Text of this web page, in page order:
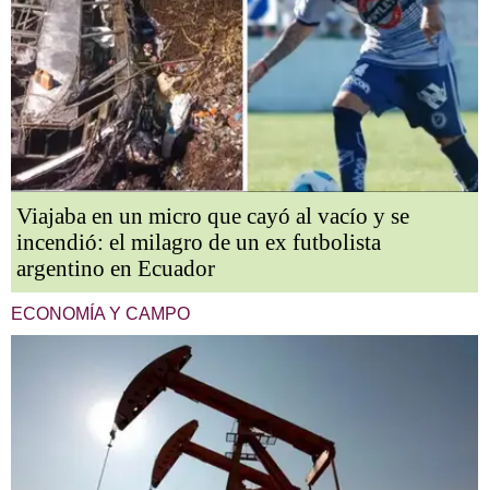
Viajaba en un micro que cayó al vacío y se
incendió: el milagro de un ex futbolista
argentino en Ecuador
ECONOMÍA Y CAMPO